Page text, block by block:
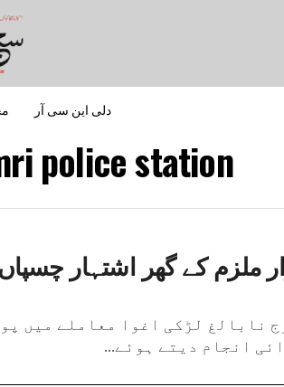
دلی این سی آر
police station"
ملزم کے گھر اشتہار
نابالغ لڑکی اغوا معاملے میں
انجام دیتے ہوئے...